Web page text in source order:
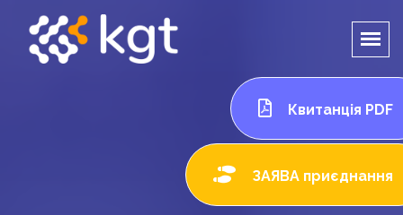
Квитанція PDF
ЗАЯВА приєднання